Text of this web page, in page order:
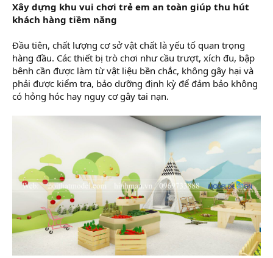
Xây dựng khu vui chơi trẻ em an toàn giúp thu hút
khách hàng tiềm năng
Đầu tiên, chất lượng cơ sở vật chất là yếu tố quan trọng
hàng đầu. Các thiết bị trò chơi như cầu trượt, xích đu, bập
bênh cần được làm từ vật liệu bền chắc, không gây hại và
phải được kiểm tra, bảo dưỡng định kỳ để đảm bảo không
có hỏng hóc hay nguy cơ gây tai nạn.